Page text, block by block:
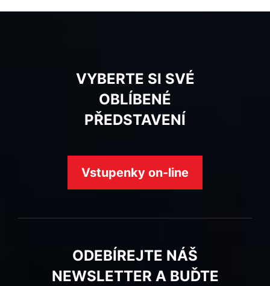
VYBERTE SI SVÉ
OBLÍBENÉ
PŘEDSTAVENÍ
Vstupenky on-line
ODEBÍREJTE NÁŠ
NEWSLETTER A BUĎTE